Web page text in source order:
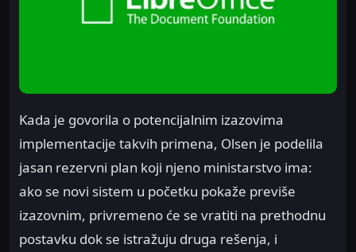
Kada je govorila o potencijalnim izazovima
implementacije takvih primena, Olsen je podelila
jasan rezervni plan koji njeno ministarstvo ima:
ako se novi sistem u početku pokaže previše
izazovnim, privremeno će se vratiti na prethodnu
postavku dok se istražuju druga rešenja, i